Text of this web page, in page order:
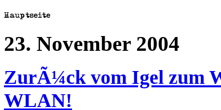
23. November 2004
ZurÃ¼ck vom Igel zum
WLAN!